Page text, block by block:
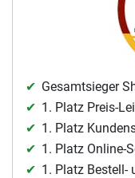
Gesamtsieger
1. Platz Preis-
1. Platz
1. Platz Online-
1. Platz Bestell-